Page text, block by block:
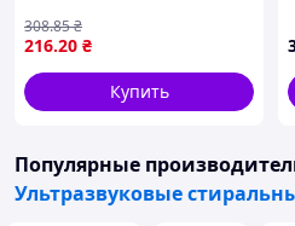
Мини турбина для стирки
216.20 ₴
308.85₴
Купить
Популярные
Ультразвуковые